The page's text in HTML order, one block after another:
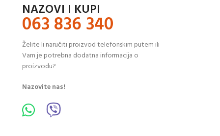
NAZOVI I KUPI
063 836 340
Želite li naručiti proizvod telefonskim putem ili
Vam je potrebna dodatna informacija o
proizvodu?
Nazovite nas!